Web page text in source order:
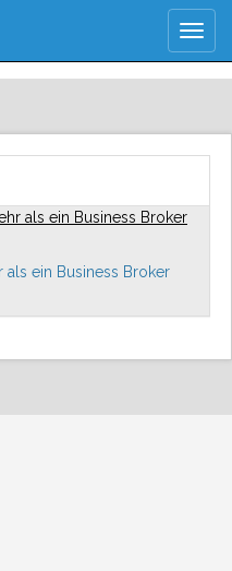
JETZT ANMELDEN
REGISTRIEREN
als ein Business Broker